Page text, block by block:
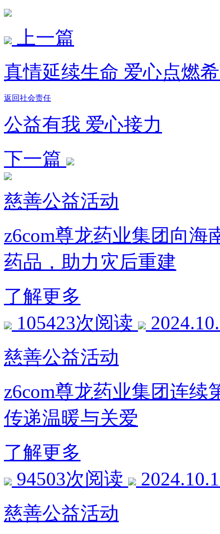
上一篇
真情延续生命 爱心点燃
返回社会责任
公益有我 爱心接力
下一篇
慈善公益活动
z6com尊龙药业集团向海
药品，助力灾后重建
了解更多
105423次阅读
慈善公益活动
z6com尊龙药业集团连续
传递温暖与关爱
了解更多
94503次阅读
慈善公益活动